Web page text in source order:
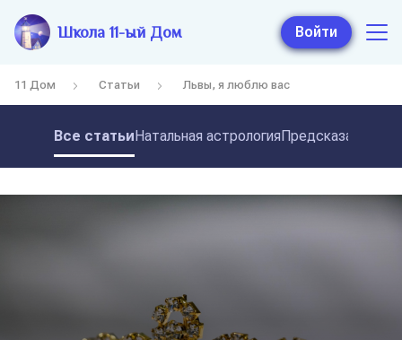
Школа 11-ый Дом Войти
11 Дом Статьи Львы, я люблю вас
Все статьиНатальная астрология